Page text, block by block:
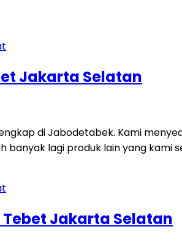
Jakarta Selatan
di Jabodetabek. Kami
lagi produk lain yang kami
Jakarta Selatan